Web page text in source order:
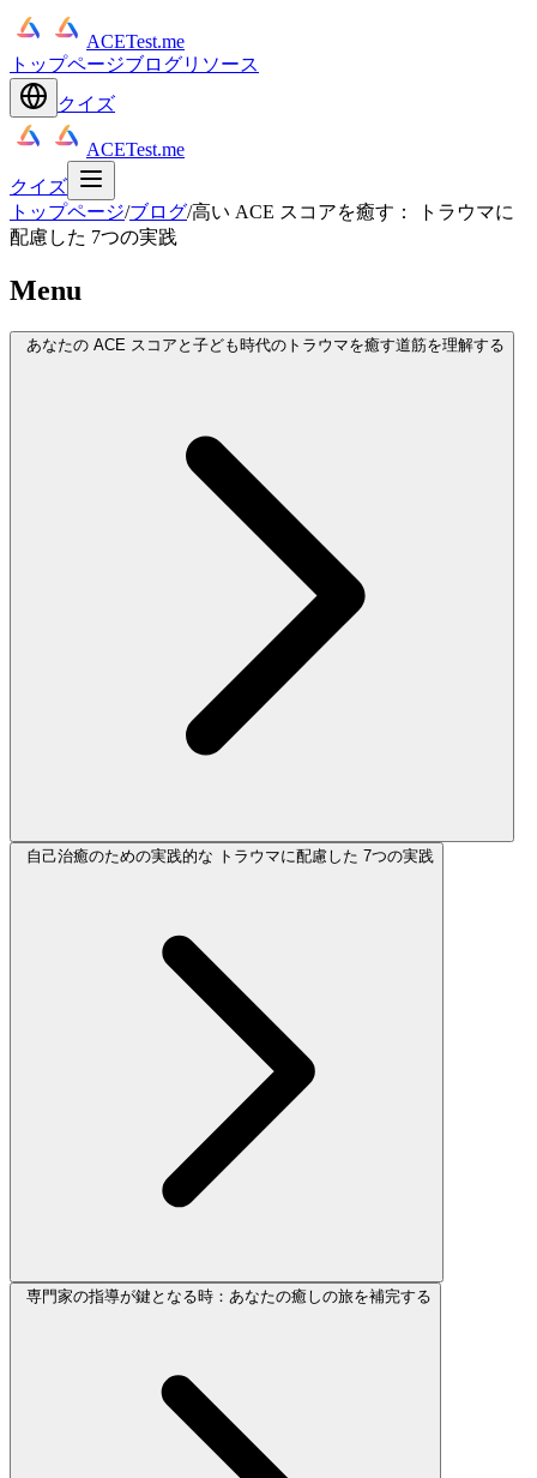
ACETest.me
トップページブログリソース
クイズ
ACETest.me
クイズ
トップページ/ブログ/高い ACE スコアを癒す： トラウマに
配慮した 7つの実践
Menu
あなたの ACE スコアと子ども時代のトラウマを癒す道筋を理解する
自己治癒のための実践的な トラウマに配慮した 7つの実践
専門家の指導が鍵となる時：あなたの癒しの旅を補完する